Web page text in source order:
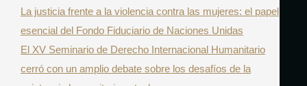
La justicia frente a la violencia contra las mujeres: el papel
esencial del Fondo Fiduciario de Naciones Unidas
El XV Seminario de Derecho Internacional Humanitario
cerró con un amplio debate sobre los desafíos de la